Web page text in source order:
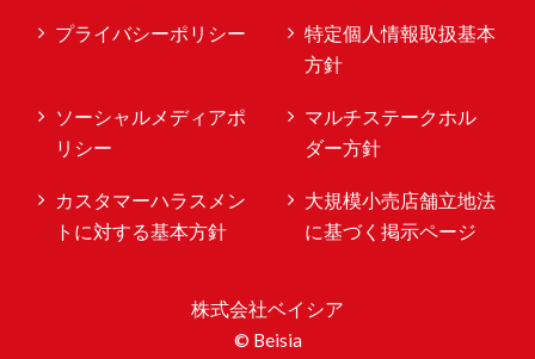
プライバシーポリシー
特定個人情報取扱基本
方針
ソーシャルメディアポ
リシー
マルチステークホル
ダー方針
カスタマーハラスメン
トに対する基本方針
大規模小売店舗立地法
に基づく掲示ページ
株式会社ベイシア
© Beisia